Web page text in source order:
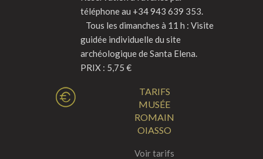
téléphone au +34 943 639 353.
Tous les dimanches à 11 h : Visite
guidée individuelle du site
archéologique de Santa Elena.
PRIX : 5,75 €
TARIFS
MUSÉE
ROMAIN
OIASSO
Voir tarifs